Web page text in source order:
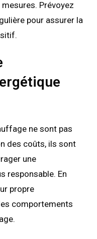
Prévoyez
pour assurer la
ne sont pas
des coûts, ils sont
une
responsable. En
propre
comportements